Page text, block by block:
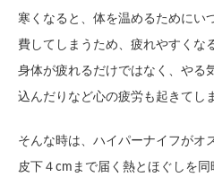
寒くなると、体を温めるためにい
費してしまうため、疲れやすくな
身体が疲れるだけではなく、やる
込んだりなど心の疲労も起きてし
そんな時は、ハイパーナイフがオ
皮下４cmまで届く熱とほぐしを